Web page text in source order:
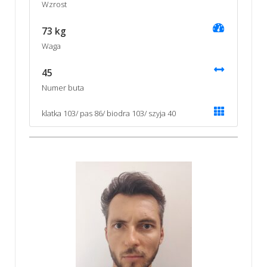
Wzrost
73 kg
Waga
45
Numer buta
klatka 103/ pas 86/ biodra 103/ szyja 40